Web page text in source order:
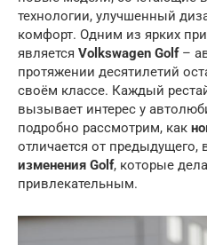
технологии, улучшенный
комфорт. Одним из ярких
является Volkswagen Golf–
протяжении десятилетий
своём классе. Каждый
вызывает интерес у
подробно рассмотрим, как
отличается от
изменения Golf, которые
привлекательным.